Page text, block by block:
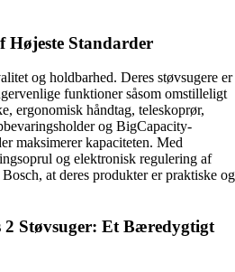
Højeste Standarder
og holdbarhed. Deres støvsugere er
funktioner såsom omstilleligt
ergonomisk håndtag, teleskoprør,
og BigCapacity-
maksimerer kapaciteten. Med
og elektronisk regulering af
at deres produkter er praktiske og
2 Støvsuger: Et Bæredygtigt